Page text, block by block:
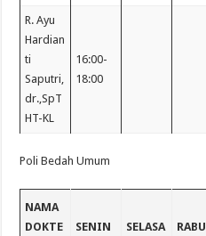
R. Ayu
Hardian
ti
Saputri,
dr.,SpT
HT-KL
16:00-
18:00
Poli Bedah Umum
NAMA
DOKTE
SENIN SELASA RABU